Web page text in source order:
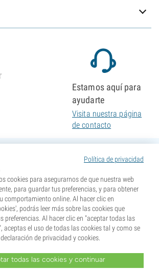
Política de privacidad
cookies para asegurarnos de que nuestra web
para guardar tus preferencias, y para obtener
comportamiento online. Al hacer clic en
podrás leer más sobre las cookies que
preferencias. Al hacer clic en "aceptar todas las
aceptas el uso de todas las cookies tal y como se
de privacidad y cookies.
todas las cookies y continuar
Estamos aquí para
ayudarte
Visita nuestra página
de contacto
como suvenires. La germinación de semillas es ilegal en muchos